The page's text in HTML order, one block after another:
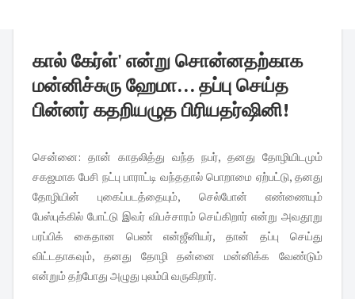
கால் கேர்ள்' என்று சொன்னதற்காக
மன்னிச்சுரு ஹேமா... தப்பு செய்த
பின்னர் கதறியழுத பிரியதர்ஷினி!
சென்னை: தான் காதலித்து வந்த நபர், தனது தோழியிடமும்
சகஜமாக பேசி நட்பு பாராட்டி வந்ததால் பொறாமை ஏற்பட்டு, தனது
தோழியின் புகைப்படத்தையும், செல்போன் எண்ணையும்
பேஸ்புக்கில் போட்டு இவர் விபச்சாரம் செய்கிறார் என்று அவதூறு
பரப்பிக் கைதான பெண் என்ஜீனியர், தான் தப்பு செய்து
விட்டதாகவும், தனது தோழி தன்னை மன்னிக்க வேண்டும்
என்றும் தற்போது அழுது புலம்பி வருகிறார்.